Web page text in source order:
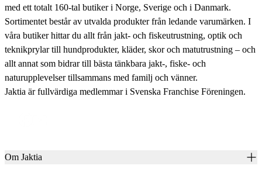
med ett totalt 160-tal butiker i Norge, Sverige och i Danmark.
Sortimentet består av utvalda produkter från ledande varumärken. I
våra butiker hittar du allt från jakt- och fiskeutrustning, optik och
teknikprylar till hundprodukter, kläder, skor och matutrustning – och
allt annat som bidrar till bästa tänkbara jakt-, fiske- och
naturupplevelser tillsammans med familj och vänner.
Jaktia är fullvärdiga medlemmar i Svenska Franchise Föreningen.
Om Jaktia